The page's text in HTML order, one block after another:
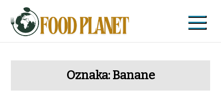
content
Food Planet
Zdravi recepti i saveti
Oznaka: Banane